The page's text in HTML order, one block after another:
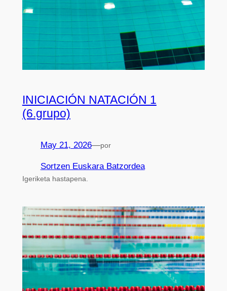
INICIACIÓN NATACIÓN 1
(6.grupo)
May 21, 2026—por
Sortzen Euskara Batzordea
Igeriketa hastapena.